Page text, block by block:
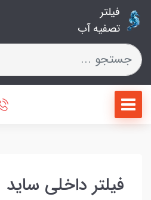
فیلتر
تصفیه آب
فیلتر داخلی ساید